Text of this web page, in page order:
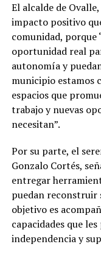
El alcalde de
impacto positivo
comunidad, porque
oportunidad real
autonomía y
municipio estamos
espacios que
trabajo y nuevas
necesitan”.
Por su parte, el
Gonzalo Cortés,
entregar
puedan reconstruir
objetivo es
capacidades que
independencia y